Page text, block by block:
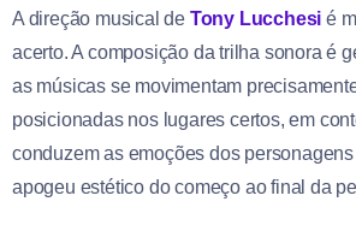
A direção musical de Tony Lucchesi é
acerto. A composição da trilha sonora é
as músicas se movimentam
posicionadas nos lugares certos, em
conduzem as emoções dos
apogeu estético do começo ao final da